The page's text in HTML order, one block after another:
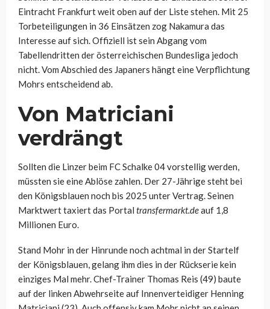
Eintracht Frankfurt weit oben auf der Liste stehen. Mit 25
Torbeteiligungen in 36 Einsätzen zog Nakamura das
Interesse auf sich. Offiziell ist sein Abgang vom
Tabellendritten der österreichischen Bundesliga jedoch
nicht. Vom Abschied des Japaners hängt eine Verpflichtung
Mohrs entscheidend ab.
Von Matriciani
verdrängt
Sollten die Linzer beim FC Schalke 04 vorstellig werden,
müssten sie eine Ablöse zahlen. Der 27-Jährige steht bei
den Königsblauen noch bis 2025 unter Vertrag. Seinen
Marktwert taxiert das Portal transfermarkt.deauf 1,8
Millionen Euro.
Stand Mohr in der Hinrunde noch achtmal in der Startelf
der Königsblauen, gelang ihm dies in der Rückserie kein
einziges Mal mehr. Chef-Trainer Thomas Reis (49) baute
auf der linken Abwehrseite auf Innenverteidiger Henning